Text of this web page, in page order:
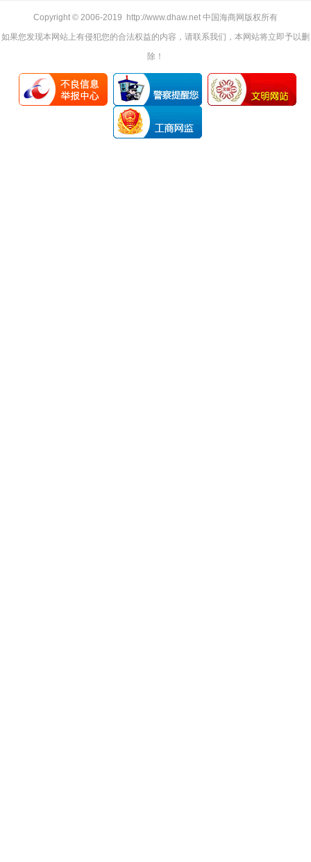
Copyright © 2006-2019 http://www.dhaw.net 中国海商网版权所有
如果您发现本网站上有侵犯您的合法权益的内容，请联系我们，本网站将立即予以删
除！